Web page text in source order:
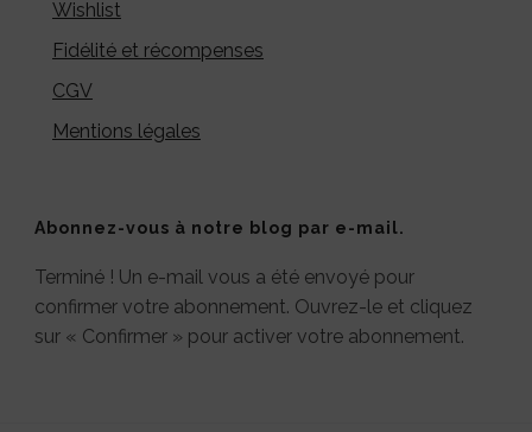
Wishlist
Fidélité et récompenses
CGV
Mentions légales
Abonnez-vous à notre blog par e-mail.
Terminé ! Un e-mail vous a été envoyé pour
confirmer votre abonnement. Ouvrez-le et cliquez
sur « Confirmer » pour activer votre abonnement.